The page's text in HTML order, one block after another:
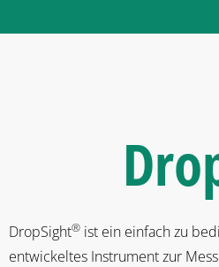
DropSight® ist ein einfach zu
entwickeltes Instrument zur